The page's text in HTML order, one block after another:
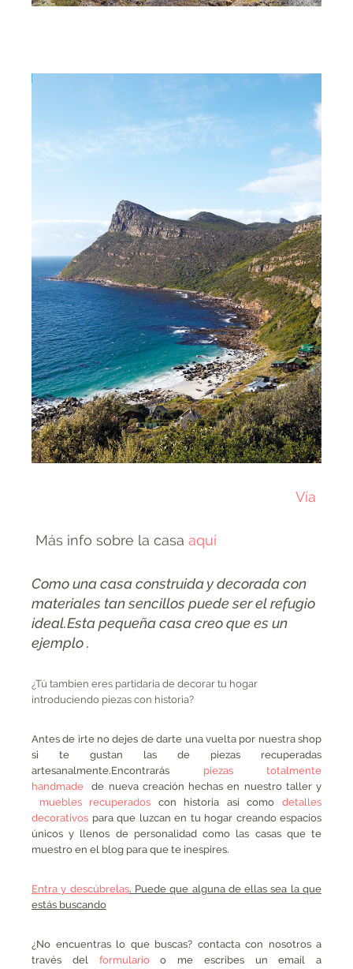
Vía
Más info sobre la casa aquí
Como una casa construida y decorada con
materiales tan sencillos puede ser el refugio
ideal.Esta pequeña casa creo que es un
ejemplo .
¿Tú tambien eres partidaria de decorar tu hogar
introduciendo piezas con historia?
Antes de irte no dejes de darte una vuelta por nuestra shop
si te gustan las de piezas recuperadas
artesanalmente.Encontrarás piezas totalmente
handmade
de nueva creación hechas en nuestro taller y
muebles recuperados con historia así comodetalles
decorativos para que luzcan en tu hogar creando espacios
únicos y llenos de personalidad como las casas que te
muestro en el blog para que te inespires.
Entra y descúbrelas. Puede que alguna de ellas sea la que
estás buscando
¿No encuentras lo que buscas? contacta con nosotros a
través del formularioo me escribes un email a